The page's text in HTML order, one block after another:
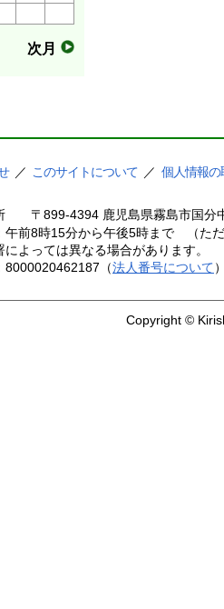
次月
／ このサイトについて ／ 個人情報の
〒899-4394 鹿児島県霧島市国
午前8時15分から午後5時まで （た
によっては異なる場合があります。
8000020462187（法人番号について
Copyright ©